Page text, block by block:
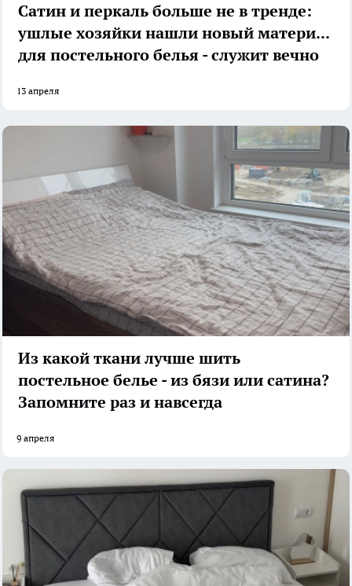
Сатин и перкаль больше не в тренде:
ушлые хозяйки нашли новый материал
для постельного белья - служит вечно
13 апреля
Из какой ткани лучше шить
постельное белье - из бязи или сатина?
Запомните раз и навсегда
9 апреля